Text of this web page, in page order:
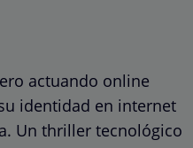
actuando online
identidad en internet
Un thriller tecnológico